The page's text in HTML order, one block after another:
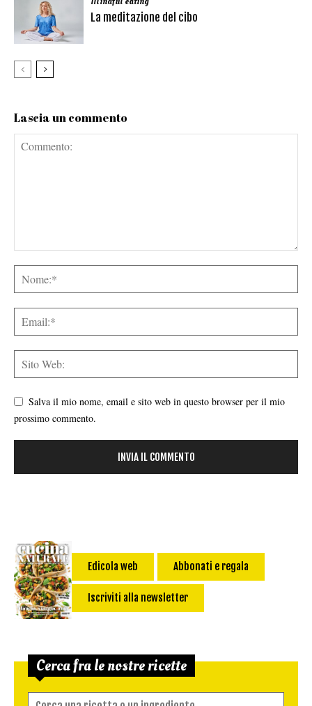
La meditazione del cibo
Lascia un commento
Salva il mio nome, email e sito web in questo browser per il mio
prossimo commento.
Edicola web Abbonati e regala
Iscriviti alla newsletter
Cerca fra le nostre ricette